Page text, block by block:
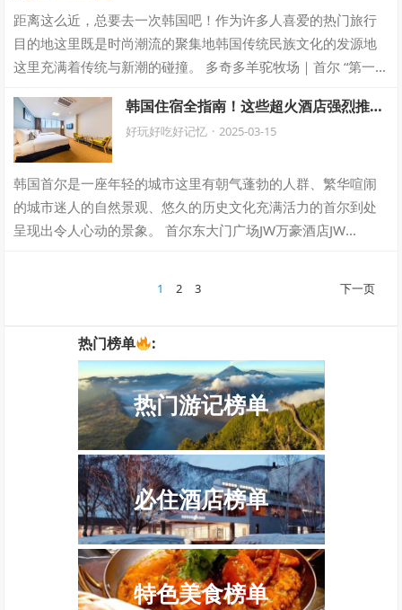
距离这么近，总要去一次韩国吧！作为许多人喜爱的热门旅行
目的地这里既是时尚潮流的聚集地韩国传统民族文化的发源地
这里充满着传统与新潮的碰撞。 多奇多羊驼牧场｜首尔 “第一
韩国住宿全指南！这些超火酒店强烈推
荐，住过就不想换！
好玩好吃好记忆 · 2025-03-15
韩国首尔是一座年轻的城市这里有朝气蓬勃的人群、繁华喧闹
的城市迷人的自然景观、悠久的历史文化充满活力的首尔到处
呈现出令人心动的景象。 首尔东大门广场JW万豪酒店JW
1 2 3 下一页
热门榜单 :
热门游记榜单
必住酒店榜单
特色美食榜单